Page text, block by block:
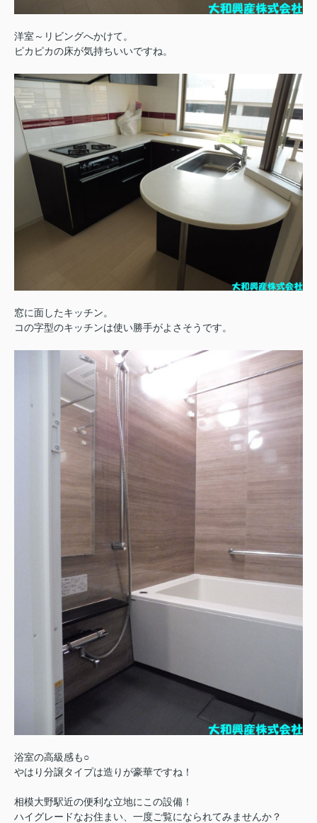
洋室～リビングへかけて。
ピカピカの床が気持ちいいですね。
窓に面したキッチン。
コの字型のキッチンは使い勝手がよさそうです。
浴室の高級感も○
やはり分譲タイプは造りが豪華ですね！
相模大野駅近の便利な立地にこの設備！
ハイグレードなお住まい、一度ご覧になられてみませんか？